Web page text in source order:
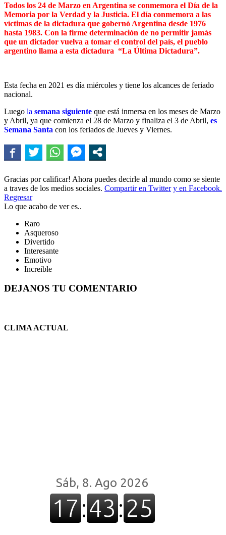
Todos los 24 de Marzo en Argentina se conmemora el Día de la
Memoria por la Verdad y la Justicia. El día conmemora a las
víctimas de la dictadura que gobernó Argentina desde 1976
hasta 1983. Con la firme determinación de no permitir jamás
que un dictador vuelva a tomar el control del país, el pueblo
argentino llama a esta dictadura “La Última Dictadura”.
Esta fecha en 2021 es día miércoles y tiene los alcances de feriado
nacional.
Luego la semana siguiente que está inmersa en los meses de Marzo
y Abril, ya que comienza el 28 de Marzo y finaliza el 3 de Abril, es
Semana Santa con los feriados de Jueves y Viernes.
Gracias por calificar! Ahora puedes decirle al mundo como se siente
a traves de los medios sociales. Compartir en Twitter y en Facebook.
Regresar
Lo que acabo de ver es..
Raro
Asqueroso
Divertido
Interesante
Emotivo
Increible
DEJANOS TU COMENTARIO
CLIMA ACTUAL